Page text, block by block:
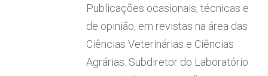
Publicações ocasionais, técnicas e
de opinião, em revistas na área das
Ciências Veterinárias e Ciências
Agrárias. Subdiretor do Laboratório